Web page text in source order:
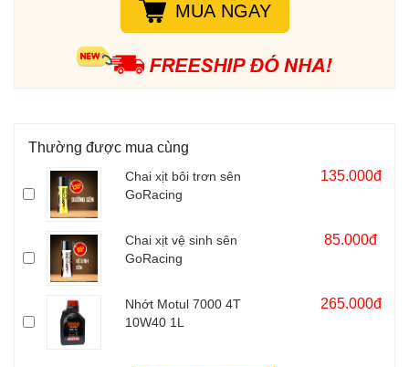
MUA NGAY
Thường được mua cùng
Chai xịt bôi trơn sên
GoRacing
135.000đ
Chai xịt vệ sinh sên
GoRacing
85.000đ
Nhớt Motul 7000 4T
10W40 1L
265.000đ